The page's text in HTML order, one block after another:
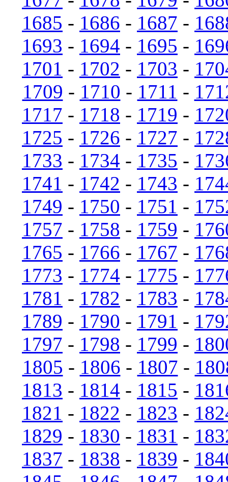
1685 - 1686 - 1687 -
1693 - 1694 - 1695 -
1701 - 1702 - 1703 -
1709 - 1710 - 1711 -
1717 - 1718 - 1719 -
1725 - 1726 - 1727 -
1733 - 1734 - 1735 -
1741 - 1742 - 1743 -
1749 - 1750 - 1751 -
1757 - 1758 - 1759 -
1765 - 1766 - 1767 -
1773 - 1774 - 1775 -
1781 - 1782 - 1783 -
1789 - 1790 - 1791 -
1797 - 1798 - 1799 -
1805 - 1806 - 1807 -
1813 - 1814 - 1815 -
1821 - 1822 - 1823 -
1829 - 1830 - 1831 -
1837 - 1838 - 1839 -